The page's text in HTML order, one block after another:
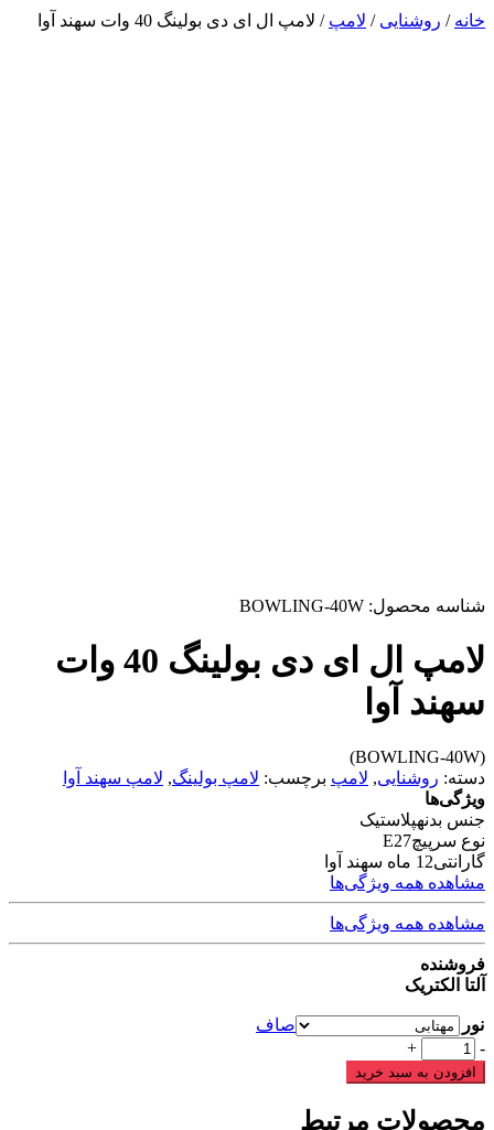
خانه / روشنایی / لامپ / لامپ ال ای دی بولینگ 40 وات سهند آوا
شناسه محصول: BOWLING-40W
لامپ ال ای دی بولینگ 40 وات
سهند آوا
(BOWLING-40W)
دسته: روشنایی, لامپ برچسب: لامپ بولینگ, لامپ سهند آوا
ویژگی‌ها
جنس بدنهپلاستیک
نوع سرپیچE27
گارانتی12 ماه سهند آوا
مشاهده همه ویژگی‌ها
مشاهده همه ویژگی‌ها
فروشنده
آلتا الکتریک
نور
صاف
لامپ
ال
ای
-
+
افزودن به سبد خرید
محصولات مرتبط